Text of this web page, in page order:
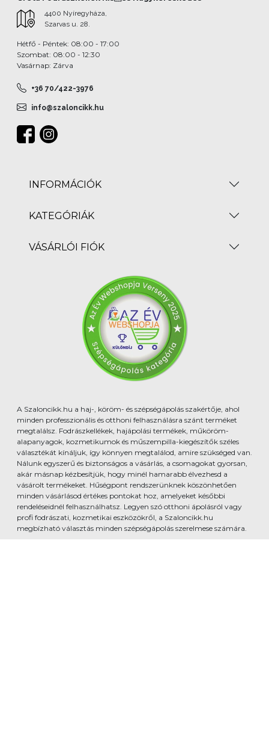
4400 Nyíregyháza,
Szarvas u. 28.
Hétfő - Péntek: 08:00 - 17:00
Szombat: 08:00 - 12:30
Vasárnap: Zárva
+36 70/422-3976
info@szaloncikk.hu
INFORMÁCIÓK
KATEGÓRIÁK
VÁSÁRLÓI FIÓK
A Szaloncikk.hu a haj-, köröm- és szépségápolás szakértője, ahol
minden professzionális és otthoni felhasználásra szánt terméket
megtalálsz. Fodrászkellékek, hajápolási termékek, műköröm-
alapanyagok, kozmetikumok és műszempilla-kiegészítők széles
választékát kínáljuk, így könnyen megtalálod, amire szükséged van.
Nálunk egyszerű és biztonságos a vásárlás, a csomagokat gyorsan,
akár másnap kézbesítjük, hogy minél hamarabb élvezhesd a
vásárolt termékeket. Hűségpont rendszerünknek köszönhetően
minden vásárlásod értékes pontokat hoz, amelyeket későbbi
rendeléseidnél felhasználhatsz. Legyen szó otthoni ápolásról vagy
profi fodrászati, kozmetikai eszközökről, a Szaloncikk.hu
megbízható választás minden szépségápolás szerelmese számára.